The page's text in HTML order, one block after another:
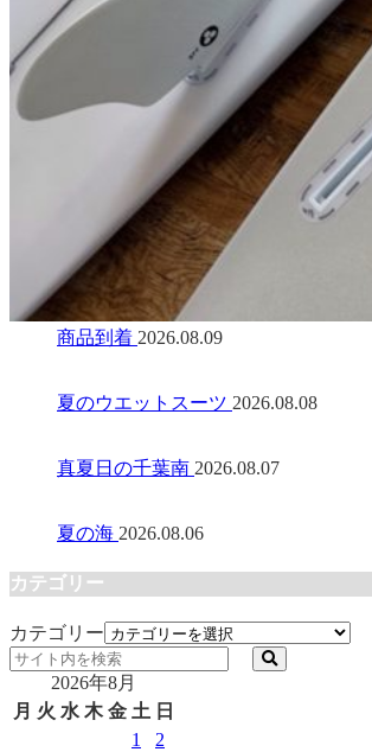
商品到着 2026.08.09
夏のウエットスーツ 2026.08.08
真夏日の千葉南 2026.08.07
夏の海 2026.08.06
カテゴリー
カテゴリー
2026年8月
月 火 水 木 金 土 日
1
2